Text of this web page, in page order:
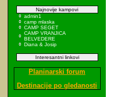
Najnovije kampovi
admin1
camp mlaska
CAMP SEGET
CAMP VRANJICA
BELVEDERE
Diana & Josip
Interesantni linkovi
Planinarski forum
Destinacije po gledanosti